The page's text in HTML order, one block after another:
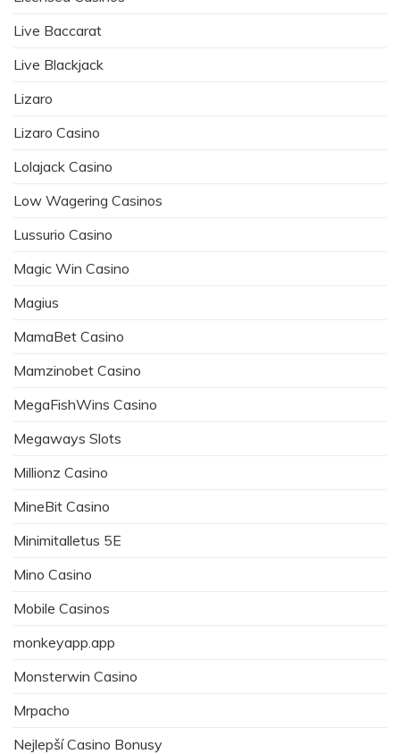
Live Baccarat
Live Blackjack
Lizaro
Lizaro Casino
Lolajack Casino
Low Wagering Casinos
Lussurio Casino
Magic Win Casino
Magius
MamaBet Casino
Mamzinobet Casino
MegaFishWins Casino
Megaways Slots
Millionz Casino
MineBit Casino
Minimitalletus 5E
Mino Casino
Mobile Casinos
monkeyapp.app
Monsterwin Casino
Mrpacho
Nejlepší Casino Bonusy